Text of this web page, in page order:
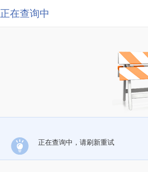
正在查询中
正在查询中，请刷新重试